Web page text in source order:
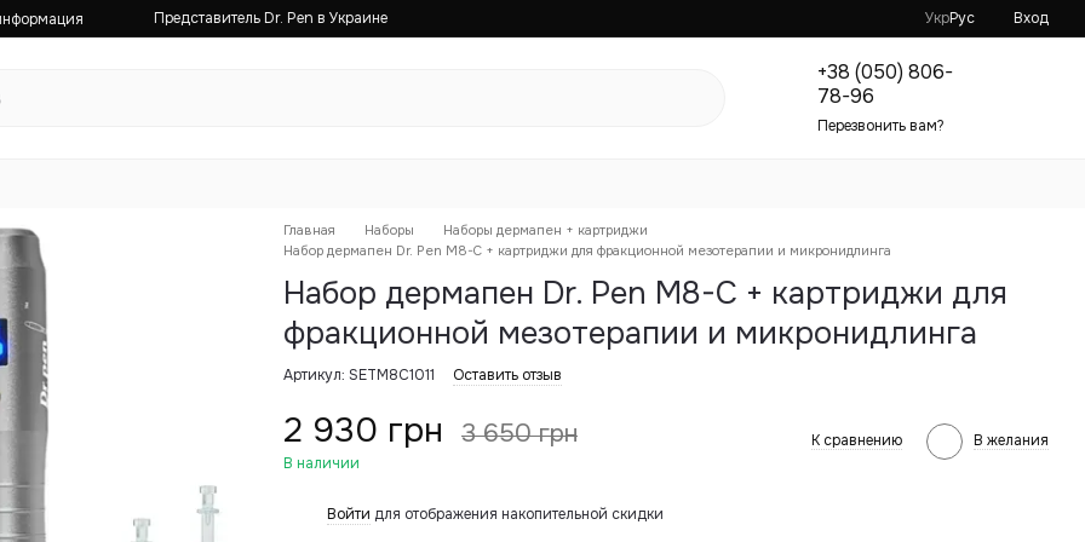
Представитель Dr. Pen в Украине УкрРус Вход
+38 (050) 806-
78-96
Перезвонить вам?
Главная Наборы
Наборы дермапен + картриджи
Набор дермапен Dr. Pen M8-C + картриджи для фракционной мезотерапии и микронидлинга
Набор дермапен Dr. Pen M8-C + картриджи для
фракционной мезотерапии и микронидлинга
Артикул: SETM8C1011 Оставить отзыв
2 930 грн 3 650 грн
В наличии
К сравнению В желания
Войти для отображения накопительной скидки